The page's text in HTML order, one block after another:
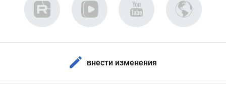
внести изменения